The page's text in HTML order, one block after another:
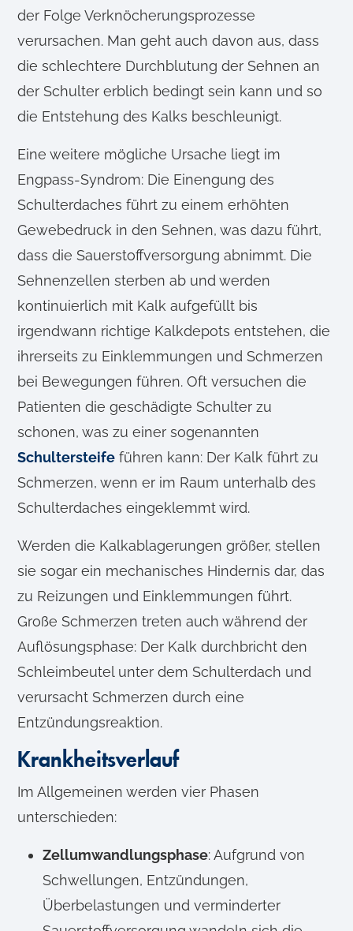
der Folge Verknöcherungsprozesse
verursachen. Man geht auch davon aus, dass
die schlechtere Durchblutung der Sehnen an
der Schulter erblich bedingt sein kann und so
die Entstehung des Kalks beschleunigt.
Eine weitere mögliche Ursache liegt im
Engpass-Syndrom: Die Einengung des
Schulterdaches führt zu einem erhöhten
Gewebedruck in den Sehnen, was dazu führt,
dass die Sauerstoffversorgung abnimmt. Die
Sehnenzellen sterben ab und werden
kontinuierlich mit Kalk aufgefüllt bis
irgendwann richtige Kalkdepots entstehen, die
ihrerseits zu Einklemmungen und Schmerzen
bei Bewegungen führen. Oft versuchen die
Patienten die geschädigte Schulter zu
schonen, was zu einer sogenannten
Schultersteife führen kann: Der Kalk führt zu
Schmerzen, wenn er im Raum unterhalb des
Schulterdaches eingeklemmt wird.
Werden die Kalkablagerungen größer, stellen
sie sogar ein mechanisches Hindernis dar, das
zu Reizungen und Einklemmungen führt.
Große Schmerzen treten auch während der
Auflösungsphase: Der Kalk durchbricht den
Schleimbeutel unter dem Schulterdach und
verursacht Schmerzen durch eine
Entzündungsreaktion.
Krankheitsverlauf
Im Allgemeinen werden vier Phasen
unterschieden:
Zellumwandlungsphase: Aufgrund von
Schwellungen, Entzündungen,
Überbelastungen und verminderter